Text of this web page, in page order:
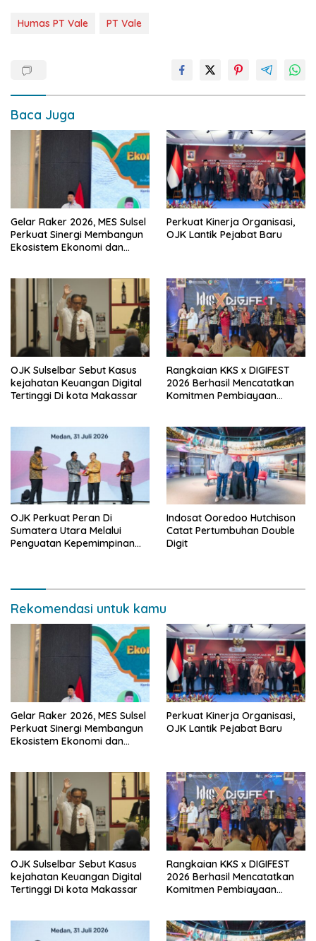
Humas PT Vale PT Vale
Baca Juga
Gelar Raker 2026, MES Sulsel
Perkuat Sinergi Membangun
Ekosistem Ekonomi dan
Perkuat Kinerja Organisasi,
OJK Lantik Pejabat Baru
OJK Sulselbar Sebut Kasus
kejahatan Keuangan Digital
Tertinggi Di kota Makassar
Rangkaian KKS x DIGIFEST
2026 Berhasil Mencatatkan
Komitmen Pembiayaan
OJK Perkuat Peran Di
Sumatera Utara Melalui
Penguatan Kepemimpinan
Indosat Ooredoo Hutchison
Catat Pertumbuhan Double
Digit
Rekomendasi untuk kamu
Gelar Raker 2026, MES Sulsel
Perkuat Sinergi Membangun
Ekosistem Ekonomi dan
Perkuat Kinerja Organisasi,
OJK Lantik Pejabat Baru
OJK Sulselbar Sebut Kasus
kejahatan Keuangan Digital
Tertinggi Di kota Makassar
Rangkaian KKS x DIGIFEST
2026 Berhasil Mencatatkan
Komitmen Pembiayaan